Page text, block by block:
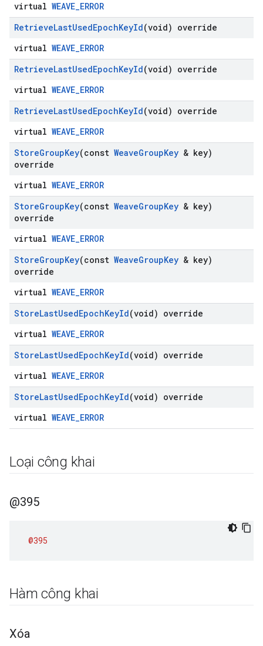
virtual WEAVE_ERROR
RetrieveLastUsedEpochKeyId(void) override
virtual WEAVE_ERROR
RetrieveLastUsedEpochKeyId(void) override
virtual WEAVE_ERROR
RetrieveLastUsedEpochKeyId(void) override
virtual WEAVE_ERROR
StoreGroupKey(const WeaveGroupKey & key)
override
virtual WEAVE_ERROR
StoreGroupKey(const WeaveGroupKey & key)
override
virtual WEAVE_ERROR
StoreGroupKey(const WeaveGroupKey & key)
override
virtual WEAVE_ERROR
StoreLastUsedEpochKeyId(void) override
virtual WEAVE_ERROR
StoreLastUsedEpochKeyId(void) override
virtual WEAVE_ERROR
StoreLastUsedEpochKeyId(void) override
virtual WEAVE_ERROR
Loại công khai
@395
@395
Hàm công khai
Xóa